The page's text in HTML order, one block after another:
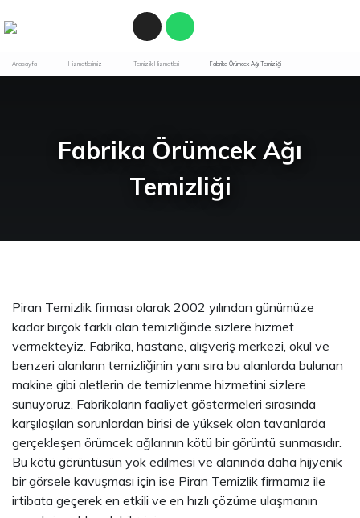
Fabrika Örümcek Ağı
Temizliği
Anasayfa Hizmetlerimiz Temizlik Hizmetleri Fabrika Örümcek Ağı Temizliği
Piran Temizlik firması olarak 2002 yılından günümüze
kadar birçok farklı alan temizliğinde sizlere hizmet
vermekteyiz. Fabrika, hastane, alışveriş merkezi, okul ve
benzeri alanların temizliğinin yanı sıra bu alanlarda bulunan
makine gibi aletlerin de temizlenme hizmetini sizlere
sunuyoruz. Fabrikaların faaliyet göstermeleri sırasında
karşılaşılan sorunlardan birisi de yüksek olan tavanlarda
gerçekleşen örümcek ağlarının kötü bir görüntü sunmasıdır.
Bu kötü görüntüsün yok edilmesi ve alanında daha hijyenik
bir görsele kavuşması için ise Piran Temizlik firmamız ile
irtibata geçerek en etkili ve en hızlı çözüme ulaşmanın